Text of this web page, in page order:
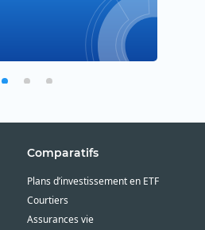
Comparatifs
Plans d’investissement en ETF
Courtiers
Assurances vie